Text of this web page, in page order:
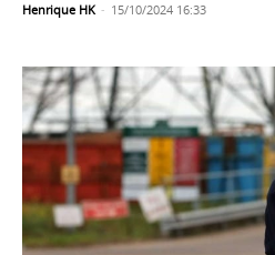
Henrique HK - 15/10/2024 16:33